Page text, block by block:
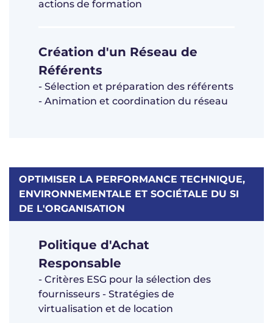
actions de formation
Création d'un Réseau de
Référents
- Sélection et préparation des référents
- Animation et coordination du réseau
OPTIMISER LA PERFORMANCE TECHNIQUE,
ENVIRONNEMENTALE ET SOCIÉTALE DU SI
DE L'ORGANISATION
Politique d'Achat
Responsable
- Critères ESG pour la sélection des
fournisseurs - Stratégies de
virtualisation et de location